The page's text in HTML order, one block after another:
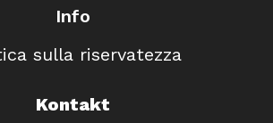
Info
sulla riservatezza
Kontakt